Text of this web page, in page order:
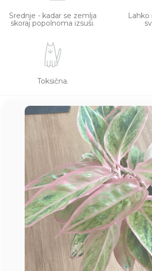
Srednje - kadar se zemlja
skoraj popolnoma izsuši.
Toksična.